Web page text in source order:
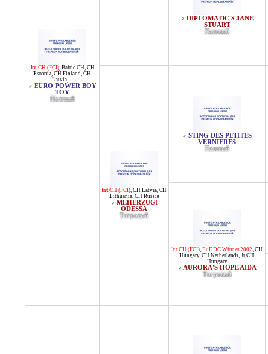
Int.CH (FCI), Baltic CH, CH
Estonia, CH Finland, CH
Latvia, ...
♂ EURO POWER BOY
TOY
Палевый
♀ DIPLOMATIC'S JANE
STUART
Палевый
Int.CH (FCI), CH Latvia, CH
Lithuania, CH Russia
♀ MEHERZUGI
ODESSA
Тигровый
♂ STING DES PETITES
VERNIERES
Палевый
Int.CH (FCI), EuDDC Winner 2002, CH
Hungary, CH Netherlands, Jr CH
Hungary
♀ AURORA'S HOPE AIDA
Тигровый